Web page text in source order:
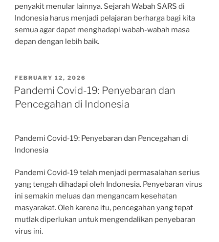
penyakit menular lainnya. Sejarah Wabah SARS di
Indonesia harus menjadi pelajaran berharga bagi kita
semua agar dapat menghadapi wabah-wabah masa
depan dengan lebih baik.
POSTED
ON
FEBRUARY 12, 2026
Pandemi Covid-19: Penyebaran dan
Pencegahan di Indonesia
Pandemi Covid-19: Penyebaran dan Pencegahan di
Indonesia
Pandemi Covid-19 telah menjadi permasalahan serius
yang tengah dihadapi oleh Indonesia. Penyebaran virus
ini semakin meluas dan mengancam kesehatan
masyarakat. Oleh karena itu, pencegahan yang tepat
mutlak diperlukan untuk mengendalikan penyebaran
virus ini.